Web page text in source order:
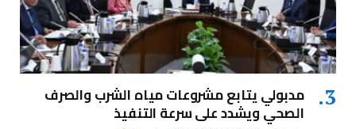
مدبولي يتابع مشروعات مياه الشرب والصرف
الصحي ويشدد على سرعة التنفيذ